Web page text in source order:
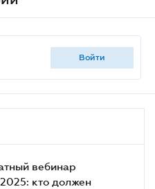
войти
вебинар
кто должен